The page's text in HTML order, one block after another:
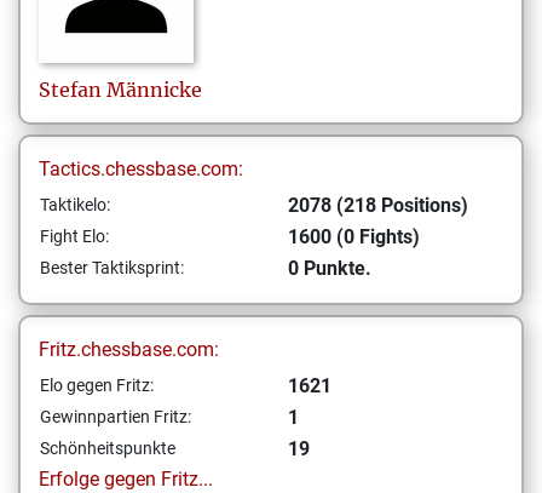
Stefan Männicke
Tactics.chessbase.com:
Taktikelo: 2078 (218 Positions)
Fight Elo: 1600 (0 Fights)
Bester Taktiksprint: 0 Punkte.
Fritz.chessbase.com:
Elo gegen Fritz: 1621
Gewinnpartien Fritz: 1
Schönheitspunkte
19
Erfolge gegen Fritz...